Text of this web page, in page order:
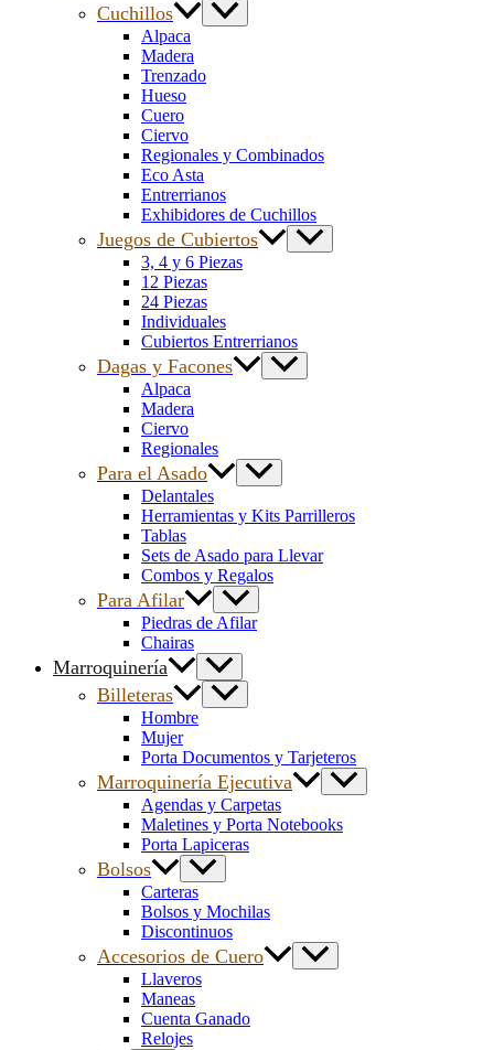
Cuchillos
Alpaca
Madera
Trenzado
Hueso
Cuero
Ciervo
Regionales y Combinados
Eco Asta
Entrerrianos
Exhibidores de Cuchillos
Juegos de Cubiertos
3, 4 y 6 Piezas
12 Piezas
24 Piezas
Individuales
Cubiertos Entrerrianos
Dagas y Facones
Alpaca
Madera
Ciervo
Regionales
Para el Asado
Delantales
Herramientas y Kits Parrilleros
Tablas
Sets de Asado para Llevar
Combos y Regalos
Para Afilar
Piedras de Afilar
Chairas
Marroquinería
Billeteras
Hombre
Mujer
Porta Documentos y Tarjeteros
Marroquinería Ejecutiva
Agendas y Carpetas
Maletines y Porta Notebooks
Porta Lapiceras
Bolsos
Carteras
Bolsos y Mochilas
Discontinuos
Accesorios de Cuero
Llaveros
Maneas
Cuenta Ganado
Relojes